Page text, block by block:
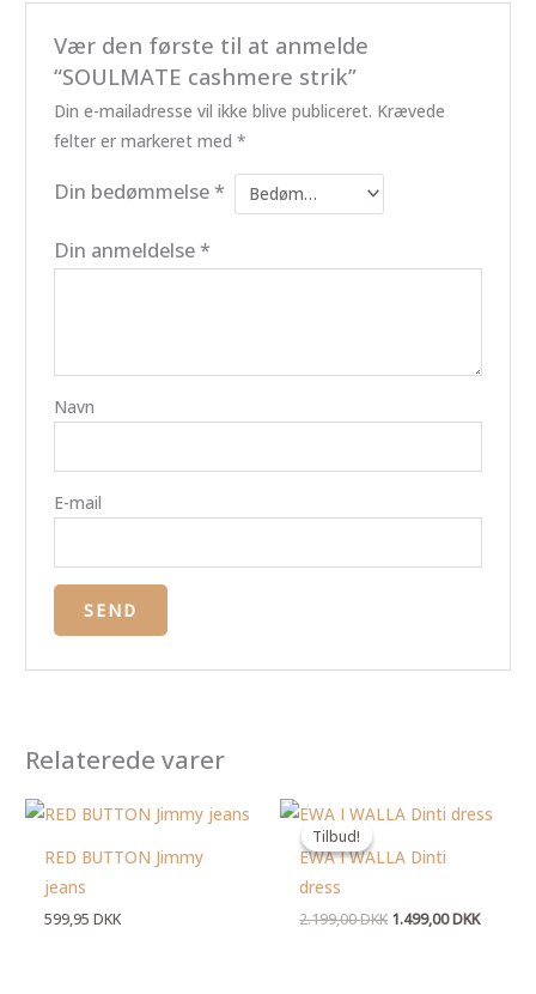
Vær den første til at anmelde
“SOULMATE cashmere strik”
Din e-mailadresse vil ikke blive publiceret. Krævede
felter er markeret med *
Din bedømmelse*
Din anmeldelse*
Navn
E-mail
Relaterede varer
RED BUTTON Jimmy
jeans
599,95DKK
Tilbud!
Tilbud!
EWA I WALLA Dinti
dress
2.199,00DKK
Den
oprindelige
var:
1.499,00DKK
Den
aktuelle